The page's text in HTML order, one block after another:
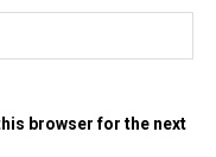
browser for the next